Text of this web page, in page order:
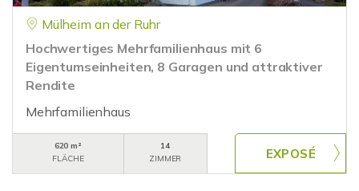
Mülheim an der Ruhr
Hochwertiges Mehrfamilienhaus mit 6
Eigentumseinheiten, 8 Garagen und attraktiver
Rendite
Mehrfamilienhaus
620 m²
FLÄCHE
14
ZIMMER